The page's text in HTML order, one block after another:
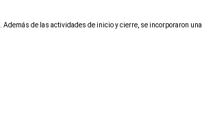
de las actividades de inicio y cierre, se incorporaron una